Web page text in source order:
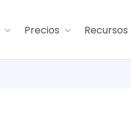
Precios Recursos